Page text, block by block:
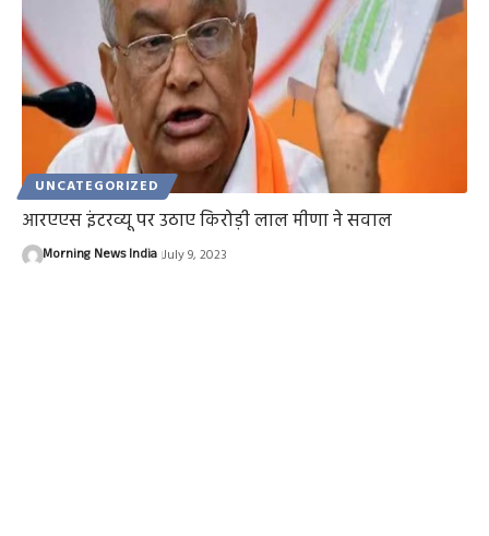
UNCATEGORIZED
आरएएस इंटरव्यू पर उठाए किरोड़ी लाल मीणा ने सवाल
Morning News India July 9, 2023